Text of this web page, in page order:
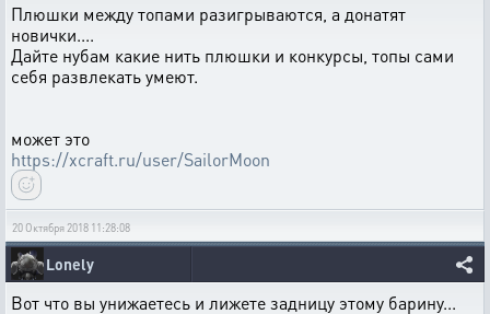
Плюшки между топами разигрываются, а донатят
новички....
Дайте нубам какие нить плюшки и конкурсы, топы сами
себя развлекать умеют.
может это
https://xcraft.ru/user/SailorMoon
20 Октября 2018 11:28:08
Lonely
Вот что вы унижаетесь и лижете задницу этому барину...